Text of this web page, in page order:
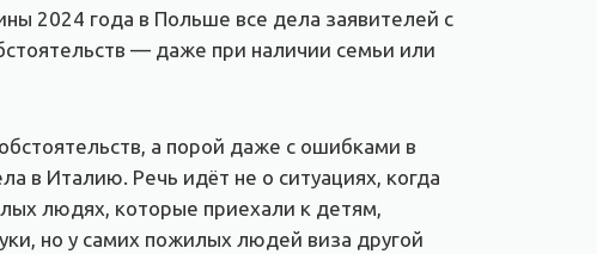
2024 года в Польше все дела заявителей с
— даже при наличии семьи или
а порой даже с ошибками в
в Италию. Речь идёт не о ситуациях, когда
людях, которые приехали к детям,
но у самих пожилых людей виза другой